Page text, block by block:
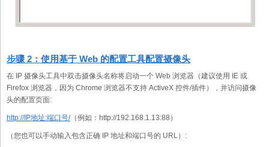
步骤 2：使用基于 Web 的配置工具配置摄像头
在 IP 摄像头工具中双击摄像头名称将启动一个 Web 浏览器（建议使用 IE 或
Firefox 浏览器，因为 Chrome 浏览器不支持 ActiveX 控件/插件），并访问摄像
头的配置页面:
http://IP地址:端口号/（例如：http://192.168.1.13:88）
（您也可以手动输入包含正确 IP 地址和端口号的 URL）: